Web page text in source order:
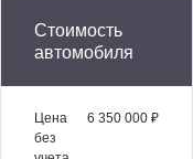
Описание
Стоимость
автомобиля
Цена
без
6 350 000 ₽